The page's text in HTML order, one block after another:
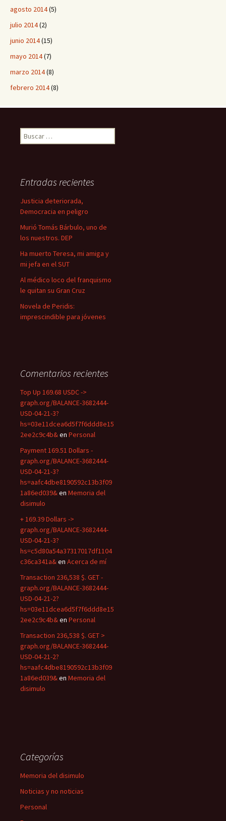
agosto 2014(5)
julio 2014(2)
junio 2014(15)
mayo 2014(7)
marzo 2014(8)
febrero 2014(8)
B
u
r
Entradas recientes
Justicia deteriorada,
Democracia en peligro
Murió Tomás Bárbulo, uno de
los nuestros. DEP
Ha muerto Teresa, mi amiga y
mi jefa en el SUT
Al médico loco del franquismo
le quitan su Gran Cruz
Novela de Peridis:
imprescindible para jóvenes
Comentarios recientes
Top Up 169.68 USDC ->
graph.org/BALANCE-3682444-
USD-04-21-3?
hs=03e11dcea6d5f7f6ddd8e15
2ee2c9c4b&en Personal
Payment 169.51 Dollars -
graph.org/BALANCE-3682444-
USD-04-21-3?
hs=aafc4dbe8190592c13b3f09
1a86ed039&en Memoria del
disimulo
+ 169.39 Dollars ->
graph.org/BALANCE-3682444-
USD-04-21-3?
hs=c5d80a54a37317017df1104
c36ca341a&en Acerca de mí
Transaction 236,538 $. GET -
graph.org/BALANCE-3682444-
USD-04-21-2?
hs=03e11dcea6d5f7f6ddd8e15
2ee2c9c4b&en Personal
Transaction 236,538 $. GET >
graph.org/BALANCE-3682444-
USD-04-21-2?
hs=aafc4dbe8190592c13b3f09
1a86ed039&en Memoria del
disimulo
Categorías
Memoria del disimulo
Noticias y no noticias
Personal